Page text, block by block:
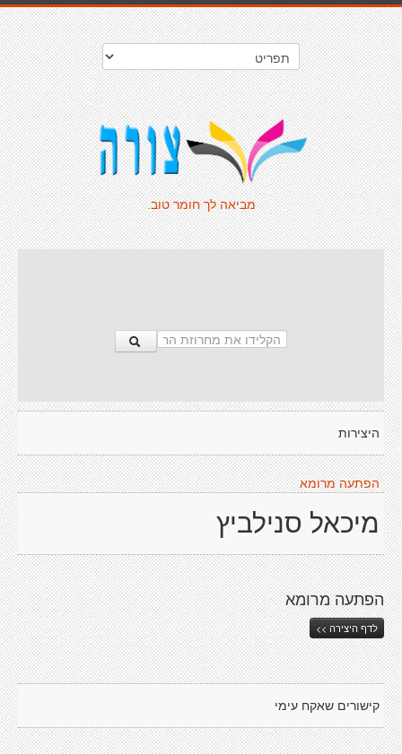
מביאה לך חומר טוב.
היצירות
הפתעה מרומא
מיכאל סנילביץ
הפתעה מרומא
לדף היצירה >>
קישורים שאקח עימי